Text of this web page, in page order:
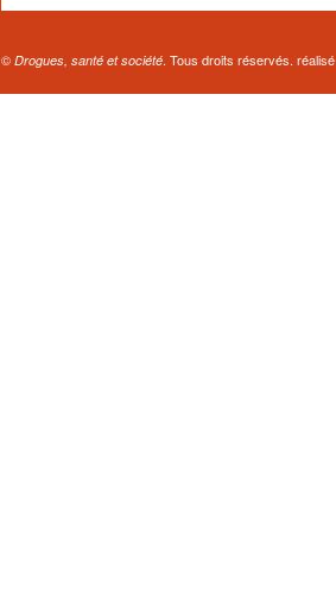
© Drogues, santé et société. Tous droits réservés.